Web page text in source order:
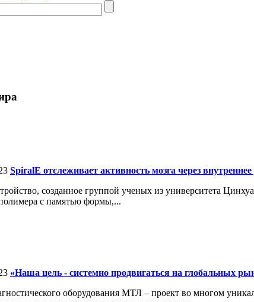
SpiralE отслеживает активность мозга через внутреннее
созданное группой ученых из университета
с памятью формы,...
«Наша цель - системно продвигаться на глобальных
оборудования МТЛ – проект во многом